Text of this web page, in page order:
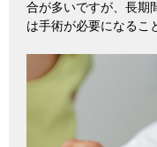
合が多いですが、長期
は手術が必要になるこ